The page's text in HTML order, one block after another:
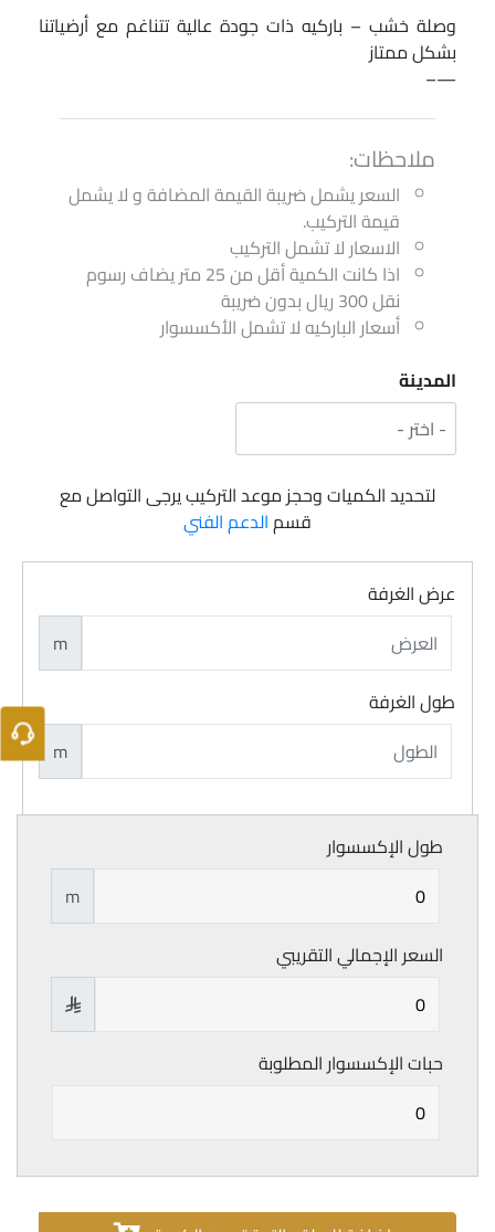
وصلة خشب – باركيه ذات جودة عالية تتناغم مع أرضياتنا
بشكل ممتاز
—–
ملاحظات:
السعر يشمل ضريبة القيمة المضافة و لا يشمل
قيمة التركيب.
الاسعار لا تشمل التركيب
اذا كانت الكمية أقل من 25 متر يضاف رسوم
نقل 300 ريال بدون ضريبة
أسعار الباركيه لا تشمل الأكسسوار
المدينة
لتحديد الكميات وحجز موعد التركيب يرجى التواصل مع
قسمالدعم الفني
عرض الغرفة
m
طول الغرفة
m
طول الإكسسوار
m
السعر الإجمالي التقريبي

حبات الإكسسوار المطلوبة